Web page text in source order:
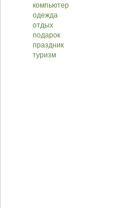
компьютер
одежда
отдых
подарок
праздник
туризм